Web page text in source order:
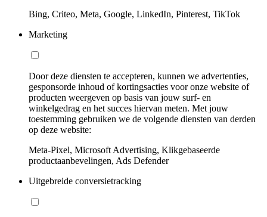
Bing, Criteo, Meta, Google, LinkedIn, Pinterest, TikTok
Marketing
Door deze diensten te accepteren, kunnen we advertenties,
gesponsorde inhoud of kortingsacties voor onze website of
producten weergeven op basis van jouw surf- en
winkelgedrag en het succes hiervan meten. Met jouw
toestemming gebruiken we de volgende diensten van derden
op deze website:
Meta-Pixel, Microsoft Advertising, Klikgebaseerde
productaanbevelingen, Ads Defender
Uitgebreide conversietracking